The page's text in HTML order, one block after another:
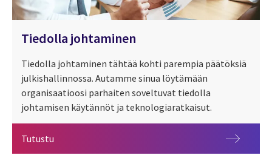
Miten suomalaisorganisaatiot oikeasti käyttävät
Tiedolla johtaminen
Tiedolla johtaminen tähtää kohti parempia päätöksiä
julkishallinnossa. Autamme sinua löytämään
organisaatioosi parhaiten soveltuvat tiedolla
johtamisen käytännöt ja teknologiaratkaisut.
Tutustu